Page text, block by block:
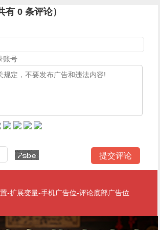
有0 条评论）
账号
-扩展变量-手机广告位-评论底部广告位